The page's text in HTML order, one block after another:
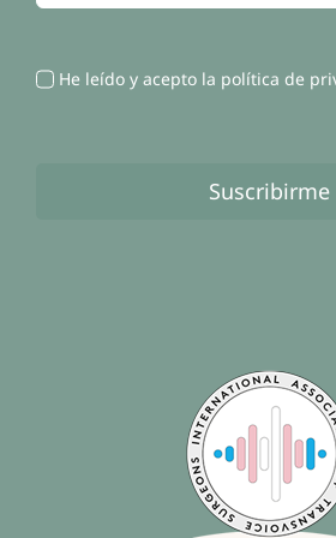
He leído y acepto la política de
Suscribirme